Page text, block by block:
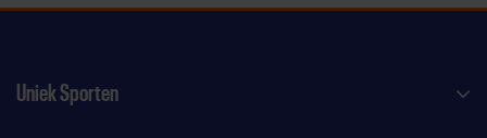
Uniek Sporten